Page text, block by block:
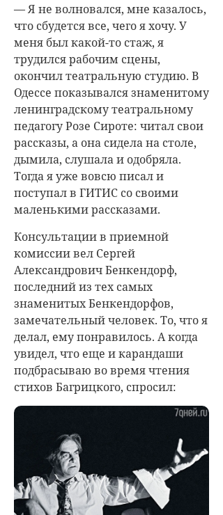
— Я не волновался, мне казалось,
что сбудется все, чего я хочу. У
меня был какой-то стаж, я
трудился рабочим сцены,
окончил театральную студию. В
Одессе показывался знаменитому
ленинградскому театральному
педагогу Розе Сироте: читал свои
рассказы, а она сидела на столе,
дымила, слушала и одобряла.
Тогда я уже вовсю писал и
поступал в ГИТИС со своими
маленькими рассказами.
Консультации в приемной
комиссии вел Сергей
Александрович Бенкендорф,
последний из тех самых
знаменитых Бенкендорфов,
замечательный человек. То, что я
делал, ему понравилось. А когда
увидел, что еще и карандаши
подбрасываю во время чтения
стихов Багрицкого, спросил: